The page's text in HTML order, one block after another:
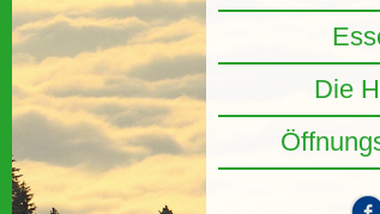
Die